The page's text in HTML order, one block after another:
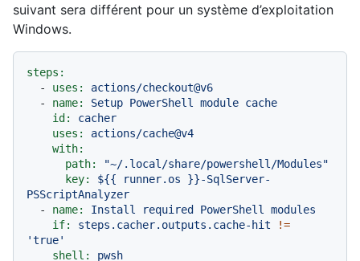
suivant sera différent pour un système d’exploitation
Windows.
steps:
-
uses:
actions/checkout@v6
-
name: Setup PowerShell module cache
id:
cacher
uses:
actions/cache@v4
with:
path:
"~/.local/share/powershell/Modules"
key:
${{ runner.os
}}-SqlServer-
PSScriptAnalyzer
-
name: Install required PowerShell
modules
if:
steps.cacher.outputs.cache-hit
!=
'true'
shell:
pwsh